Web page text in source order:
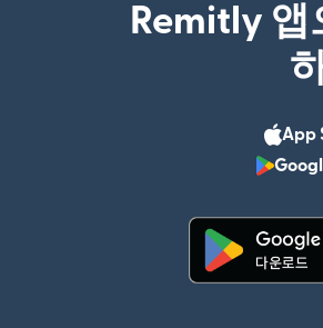
Remitly 앱
App